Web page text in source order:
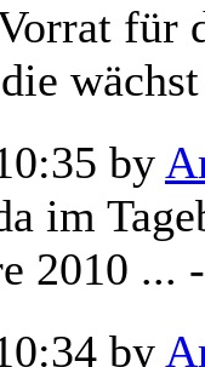
für
by
im
2010 ...
by